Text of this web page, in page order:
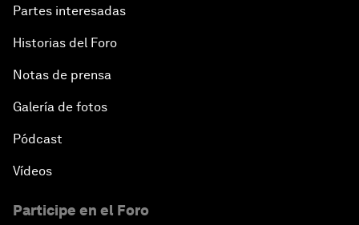
Partes interesadas
Historias del Foro
Notas de prensa
Galería de fotos
Pódcast
Vídeos
Participe en el Foro